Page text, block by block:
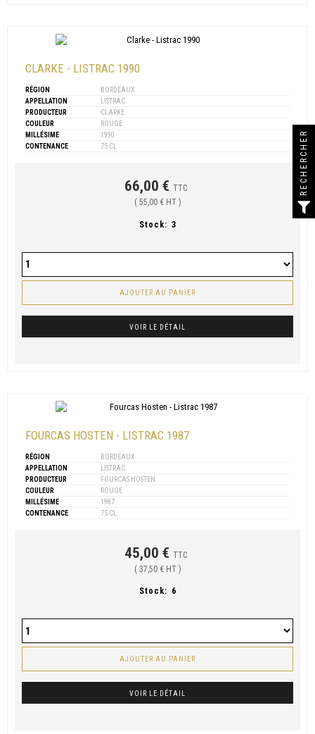
CLARKE - LISTRAC 1990
RÉGION
BORDEAUX
APPELLATION
LISTRAC
PRODUCTEUR
CLARKE
COULEUR
ROUGE
MILLÉSIME
1990
CONTENANCE
75 CL
66,00 € TTC
( 55,00 € HT )
Stock: 3
AJOUTER AU PANIER
VOIR LE DÉTAIL
FOURCAS HOSTEN - LISTRAC 1987
RÉGION
BORDEAUX
APPELLATION
LISTRAC
PRODUCTEUR
FOURCAS HOSTEN
COULEUR
ROUGE
MILLÉSIME
1987
CONTENANCE
75 CL
45,00 € TTC
( 37,50 € HT )
Stock: 6
AJOUTER AU PANIER
VOIR LE DÉTAIL
RECHERCHER